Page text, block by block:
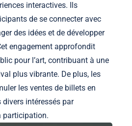
interactives. Ils
de se connecter avec
des idées et de développer
engagement approfondit
pour l’art, contribuant à une
plus vibrante. De plus, les
les ventes de billets en
intéressés par
participation.